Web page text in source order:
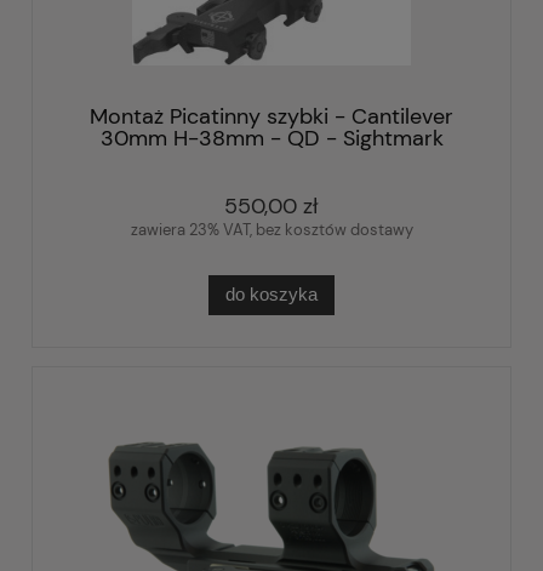
Montaż Picatinny szybki - Cantilever
30mm H-38mm - QD - Sightmark
550,00 zł
zawiera 23% VAT, bez kosztów dostawy
do koszyka